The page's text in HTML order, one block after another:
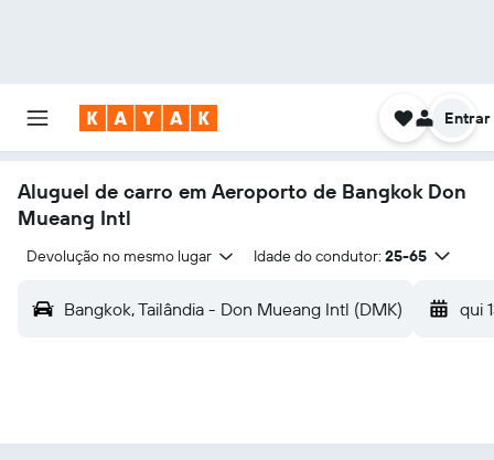
Entrar
Aluguel de carro em Aeroporto de Bangkok Don
Mueang Intl
Devolução no mesmo lugar Idade do condutor: 25-65
Bangkok, Tailândia - Don Mueang Intl (DMK) qui